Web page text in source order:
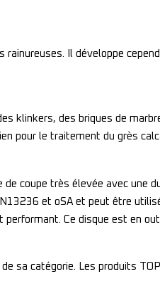
Il développe
klinkers, des briques de
pour le traitement du grès
coupe très élevée avec une
et oSA et peut être
Ce disque est en
sa catégorie. Les produits